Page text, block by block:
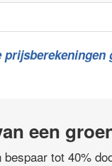
een
tot 40%